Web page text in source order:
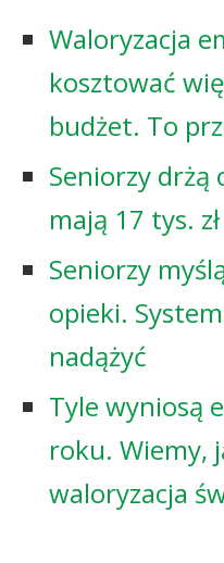
Waloryzacja
kosztować
budżet. To
Seniorzy drżą
mają 17 tys.
Seniorzy
opieki.
nadążyć
Tyle wyniosą
roku. Wiemy,
waloryzacja